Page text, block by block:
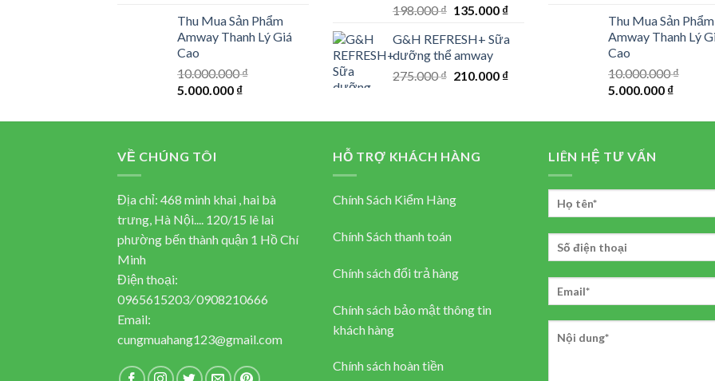
Thu Mua Sản Phẩm
Amway Thanh Lý Giá
Cao
10.000.000₫
Original
was:
5.000.000 ₫Current
is:
198.000₫ Original
was:
198.000 ₫.
135.000 ₫Current
is:
G&H REFRESH+ Sữa
dưỡng thể amway
275.000₫ Original
275.000 ₫.
210.000 ₫Current
210.000 ₫.
Thu Mua Sản Phẩm
Amway Thanh Lý
Cao
10.000.000₫
Original
was:
5.000.000 ₫Current
is:
VỀ CHÚNG TÔI
Địa chỉ: 468 minh khai , hai bà
trưng, Hà Nội.... 120/15 lê lai
phường bến thành quận 1 Hồ Chí
Minh
Điện thoại:
0965615203/0908210666
Email:
cungmuahang123@gmail.com
HỖ TRỢ KHÁCH HÀNG
Chính Sách Kiểm Hàng
Chính Sách thanh toán
Chính sách đổi trả hàng
Chính sách bảo mật thông tin
khách hàng
Chính sách hoàn tiền
LIÊN HỆ TƯ VẤN